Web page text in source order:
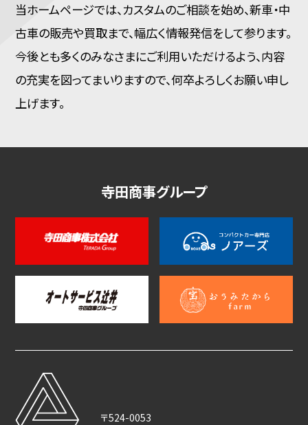
当ホームページでは、カスタムのご相談を始め、新車・中
古車の販売や買取まで、幅広く情報発信をして参ります。
今後とも多くのみなさまにご利用いただけるよう、内容
の充実を図ってまいりますので、何卒よろしくお願い申し
上げます。
寺田商事グループ
〒524-0053